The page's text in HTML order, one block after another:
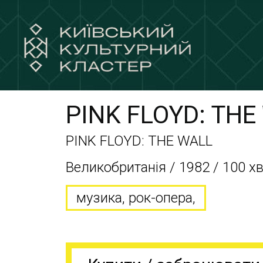
PINK FLOYD:
PINK FLOYD: THE WALL
Великобританія / 1982 / 100 хв
музика, рок-опера,